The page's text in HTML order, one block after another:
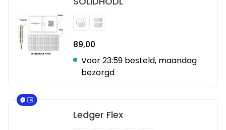
89,00
Voor 23:59 besteld, maandag
bezorgd
Ledger Flex